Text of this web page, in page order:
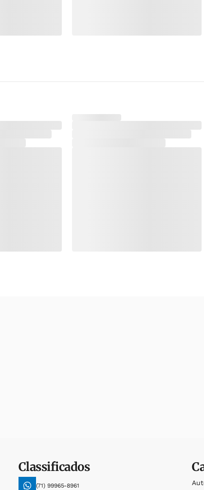
Classificados
(71) 99965-8961